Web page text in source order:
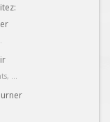
...